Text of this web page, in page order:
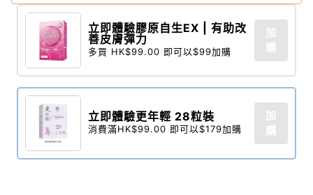
立即體驗膠原自生EX | 有助改
善皮膚彈力
多買 HK$99.00 即可以$99加購
加
購
立即體驗更年輕 28粒裝​
消費滿HK$99.00 即可以$179加購
加
購